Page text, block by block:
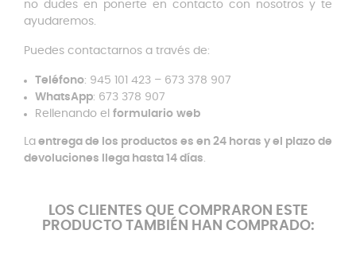
no dudes en ponerte en contacto con nosotros y te
ayudaremos.
Puedes contactarnos a través de:
Teléfono: 945 101 423 – 673 378 907
WhatsApp: 673 378 907
Rellenando el formulario web
La entrega de los productos es en 24 horas y el plazo de
devoluciones llega hasta 14 días.
LOS CLIENTES QUE COMPRARON ESTE
PRODUCTO TAMBIÉN HAN COMPRADO: